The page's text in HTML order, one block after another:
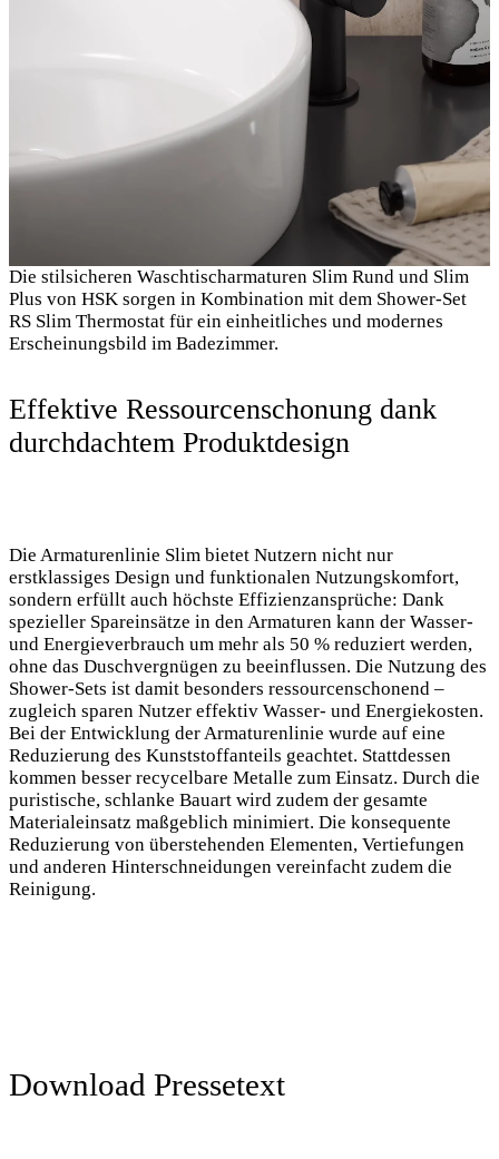
Die stilsicheren Waschtischarmaturen Slim Rund und Slim
Plus von HSK sorgen in Kombination mit dem Shower-Set
RS Slim Thermostat für ein einheitliches und modernes
Erscheinungsbild im Badezimmer.
Effektive Ressourcenschonung dank
durchdachtem Produktdesign
Die Armaturenlinie Slim bietet Nutzern nicht nur
erstklassiges Design und funktionalen Nutzungskomfort,
sondern erfüllt auch höchste Effizienzansprüche: Dank
spezieller Spareinsätze in den Armaturen kann der Wasser-
und Energieverbrauch um mehr als 50 % reduziert werden,
ohne das Duschvergnügen zu beeinflussen. Die Nutzung des
Shower-Sets ist damit besonders ressourcenschonend –
zugleich sparen Nutzer effektiv Wasser- und Energiekosten.
Bei der Entwicklung der Armaturenlinie wurde auf eine
Reduzierung des Kunststoffanteils geachtet. Stattdessen
kommen besser recycelbare Metalle zum Einsatz. Durch die
puristische, schlanke Bauart wird zudem der gesamte
Materialeinsatz maßgeblich minimiert. Die konsequente
Reduzierung von überstehenden Elementen, Vertiefungen
und anderen Hinterschneidungen vereinfacht zudem die
Reinigung.
Download Pressetext